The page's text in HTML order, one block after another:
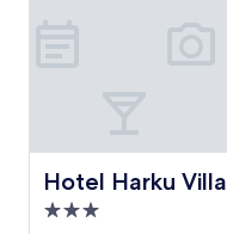
Hotel Harku Villa
Hotel Harku Villa
Properti